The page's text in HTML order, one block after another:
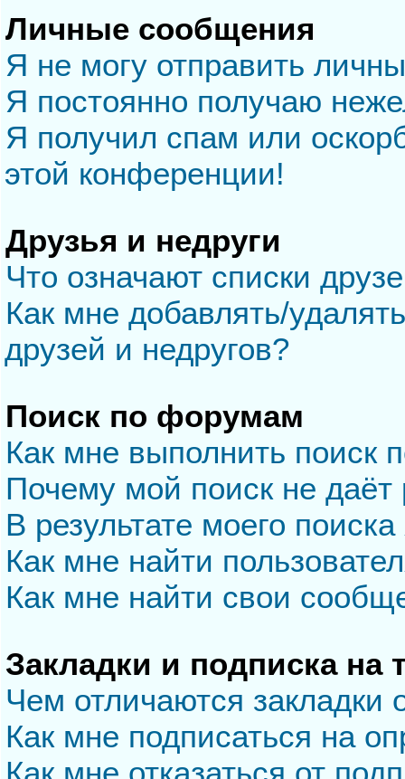
Личные сообщения
Я не могу отправить
Я постоянно получаю
Я получил спам или
этой конференции!
Друзья и недруги
Что означают списки
Как мне добавлять/
друзей и недругов?
Поиск по форумам
Как мне выполнить
Почему мой поиск не даёт
В результате моего
Как мне найти
Как мне найти свои
Закладки и подписка на
Чем отличаются закладки
Как мне подписаться на